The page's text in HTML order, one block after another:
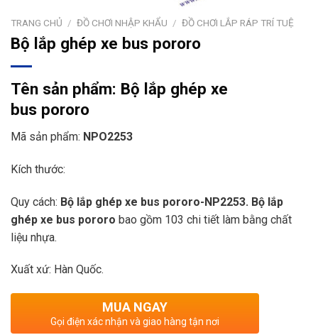
TRANG CHỦ / ĐỒ CHƠI NHẬP KHẨU / ĐỒ CHƠI LẮP RÁP TRÍ TUỆ
Bộ lắp ghép xe bus pororo
Tên sản phẩm: Bộ lắp ghép xe
bus pororo
Mã sản phẩm: NPO2253
Kích thước:
Quy cách: Bộ lắp ghép xe bus pororo-NP2253. Bộ lắp
ghép xe bus pororo bao gồm 103 chi tiết làm bằng chất
liệu nhựa.
Xuất xứ: Hàn Quốc.
MUA NGAY
Gọi điện xác nhận và giao hàng tận nơi